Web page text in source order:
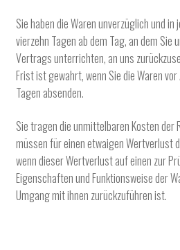
Sie haben die Waren unverzüglich und
vierzehn Tagen ab dem Tag, an dem Sie
Vertrags unterrichten, an uns
Frist ist gewahrt, wenn Sie die Waren
Tagen absenden.
Sie tragen die unmittelbaren Kosten der
müssen für einen etwaigen Wertverlust
wenn dieser Wertverlust auf einen zur
Eigenschaften und Funktionsweise der
Umgang mit ihnen zurückzuführen ist.